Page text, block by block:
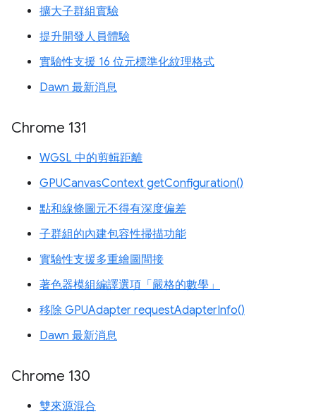
擴大子群組實驗
提升開發人員體驗
實驗性支援 16 位元標準化紋理格式
Dawn 最新消息
Chrome 131
WGSL 中的剪輯距離
GPUCanvasContext getConfiguration()
點和線條圖元不得有深度偏差
子群組的內建包容性掃描功能
實驗性支援多重繪圖間接
著色器模組編譯選項「嚴格的數學」
移除 GPUAdapter requestAdapterInfo()
Dawn 最新消息
Chrome 130
雙來源混合